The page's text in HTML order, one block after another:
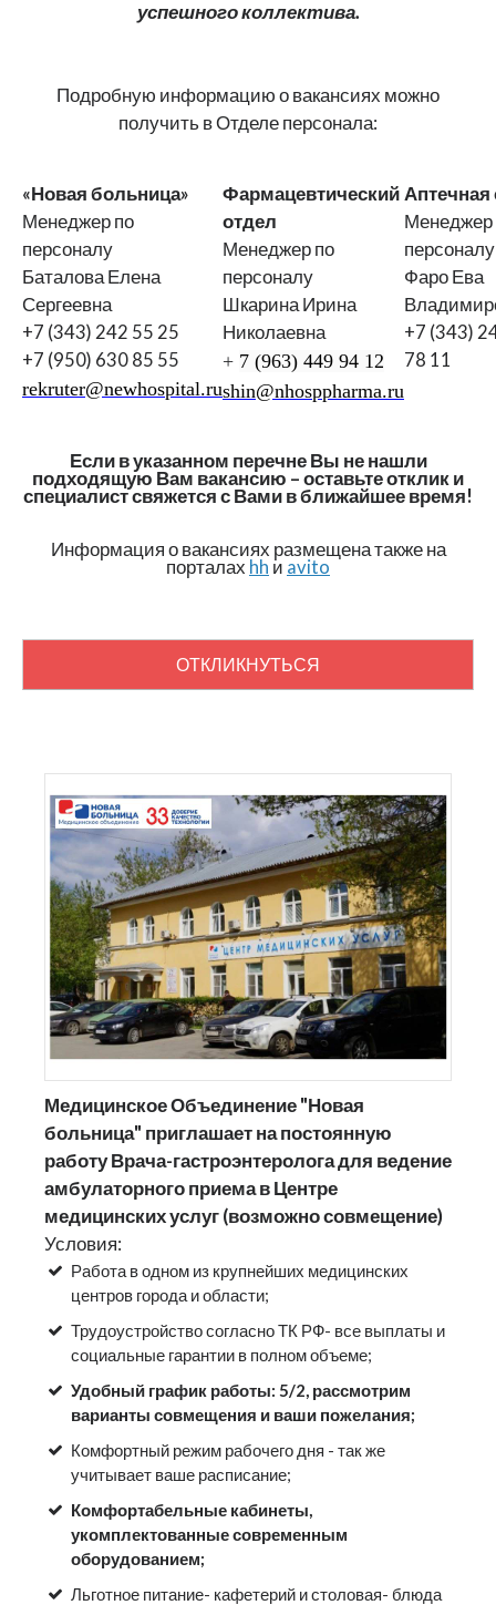
успешного коллектива.
Подробную информацию о вакансиях можно
получить в Отделе персонала:
«Новая больница»
Менеджер по
персоналу
Баталова Елена
Сергеевна
+7 (343) 242 55 25
+7 (950) 630 85 55
rekruter@newhospital.ru
Фармацевтический
отдел
Менеджер по
персоналу
Шкарина Ирина
Николаевна
+ 7 (963) 449 94 12
shin@nhosppharma.ru
Аптечная
Менеджер
персоналу
Фаро Ева
+7 (343)
78 11
Если в указанном перечне Вы не нашли
подходящую Вам вакансию – оставьте отклик и
специалист свяжется с Вами в ближайшее время!
Информация о вакансиях размещена также на
порталах hh и avito
ОТКЛИКНУТЬСЯ
Медицинское Объединение "Новая
больница" приглашает на постоянную
работу Врача-гастроэнтеролога для ведение
амбулаторного приема в Центре
медицинских услуг (возможно совмещение)
Условия:
Работа в одном из крупнейших медицинских
центров города и области;
Трудоустройство согласно ТК РФ- все выплаты и
социальные гарантии в полном объеме;
Удобный график работы: 5/2, рассмотрим
варианты совмещения и ваши пожелания;
Комфортный режим рабочего дня - так же
учитывает ваше расписание;
Комфортабельные кабинеты,
укомплектованные современным
оборудованием;
Льготное питание- кафетерий и столовая- блюда